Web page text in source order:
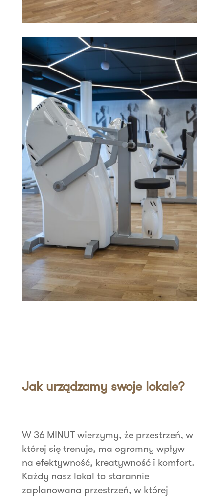
Jak urządzamy swoje lokale?
W 36 MINUT wierzymy, że przestrzeń, w
której się trenuje, ma ogromny wpływ
na efektywność, kreatywność i komfort.
Każdy nasz lokal to starannie
zaplanowana przestrzeń, w której